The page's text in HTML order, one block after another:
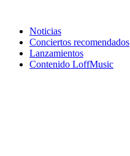
Noticias
Conciertos recomendados
Lanzamientos
Contenido LoffMusic